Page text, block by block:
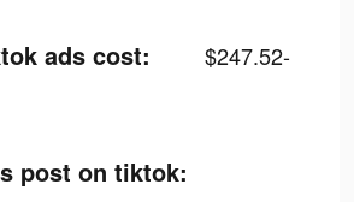
ads cost:
$247.52-
post on tiktok: